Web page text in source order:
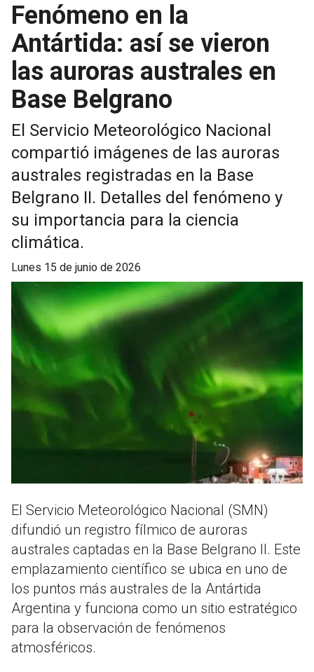
Fenómeno en la
Antártida: así se vieron
las auroras australes en
Base Belgrano
El Servicio Meteorológico Nacional
compartió imágenes de las auroras
australes registradas en la Base
Belgrano II. Detalles del fenómeno y
su importancia para la ciencia
climática.
lunes 15 de junio de 2026
El Servicio Meteorológico Nacional (SMN)
difundió un registro fílmico de auroras
australes captadas en la Base Belgrano II. Este
emplazamiento científico se ubica en uno de
los puntos más australes de la Antártida
Argentina y funciona como un sitio estratégico
para la observación de fenómenos
atmosféricos.